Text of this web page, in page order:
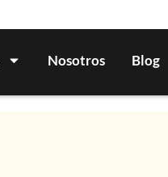
Nosotros Blog